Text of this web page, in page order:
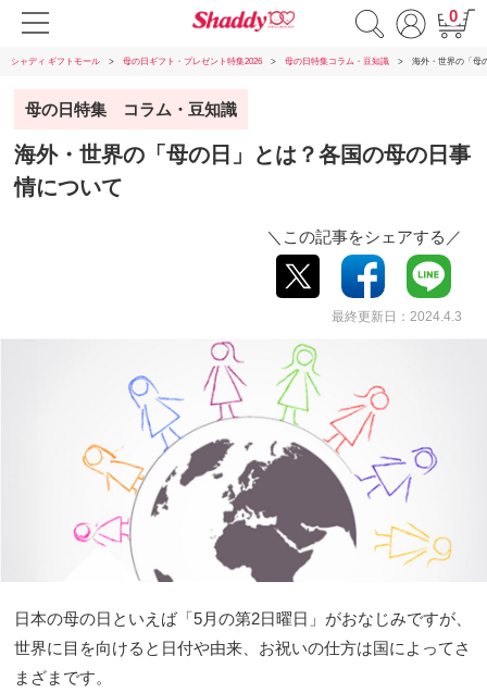
0
シャディ ギフトモール 母の日ギフト・プレゼント特集2026 母の日特集コラム・豆知識 海外・世界の「母
母の日特集 コラム・豆知識
海外・世界の「母の日」とは？各国の母の日事
情について
＼この記事をシェアする／
最終更新日：2024.4.3
日本の母の日といえば「5月の第2日曜日」がおなじみですが、
世界に目を向けると日付や由来、お祝いの仕方は国によってさ
まざまです。